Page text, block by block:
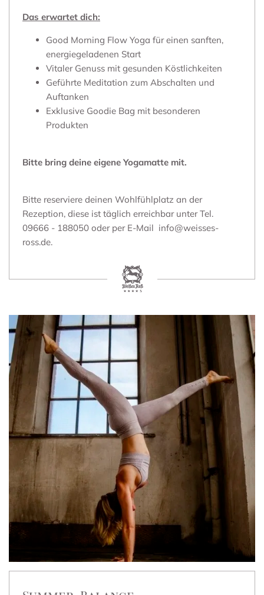
Das erwartet dich:
Good Morning Flow Yoga für einen sanften,
energiegeladenen Start
Vitaler Genuss mit gesunden Köstlichkeiten
Geführte Meditation zum Abschalten und
Auftanken
Exklusive Goodie Bag mit besonderen
Produkten
Bitte bring deine eigene Yogamatte mit.
Bitte reserviere deinen Wohlfühlplatz an der
Rezeption, diese ist täglich erreichbar unter Tel.
09666 - 188050 oder per E-Mail info@weisses-
ross.de.